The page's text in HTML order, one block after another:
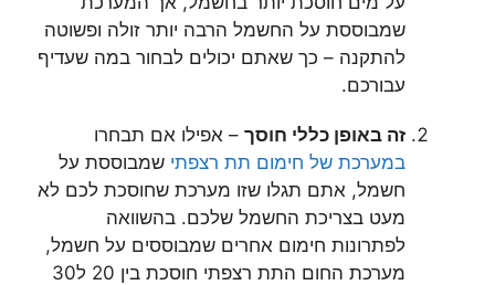
שמבוססת על החשמל הרבה יותר זולה ופשוטה
להתקנה – כך שאתם יכולים לבחור במה שעדיף
עבורכם.
זה באופן כללי חוסך – אפילו אם תבחרו
במערכת של חימום תת רצפתי שמבוססת על
חשמל, אתם תגלו שזו מערכת שחוסכת לכם לא
מעט בצריכת החשמל שלכם. בהשוואה
לפתרונות חימום אחרים שמבוססים על חשמל,
מערכת החום התת רצפתי חוסכת בין 20 ל30